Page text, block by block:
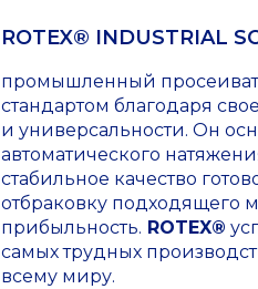
ROTEX® INDUSTRIAL
промышленный
стандартом благодаря
и универсальности. Он
автоматического
стабильное качество
отбраковку подходящего
прибыльность. ROTEX®
самых трудных
всему миру.